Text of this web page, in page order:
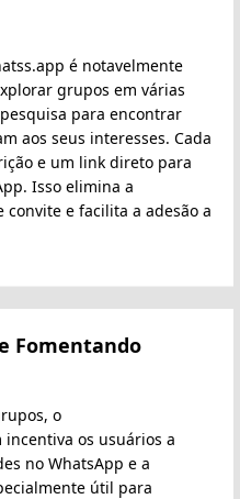
é notavelmente
grupos em várias
para encontrar
aos seus interesses. Cada
e um link direto para
Isso elimina a
convite e facilita a adesão a
Fomentando
o
os usuários a
no WhatsApp e a
útil para